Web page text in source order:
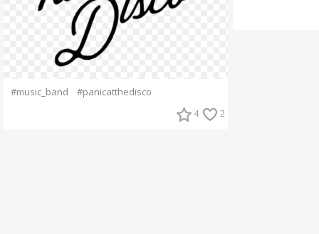
#music_band #panicatthedisco
4 2